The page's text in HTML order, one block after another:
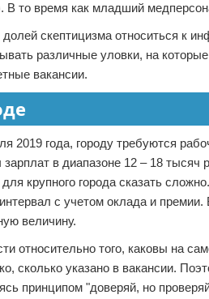
В то время как младший
скептицизма относиться к
различные уловки, на
вакансии.
2019 года, городу требуются
в диапазоне 12 – 18
крупного города сказать
с учетом оклада и
величину.
относительно того, каковы на
сколько указано в вакансии.
принципом "доверяй, но